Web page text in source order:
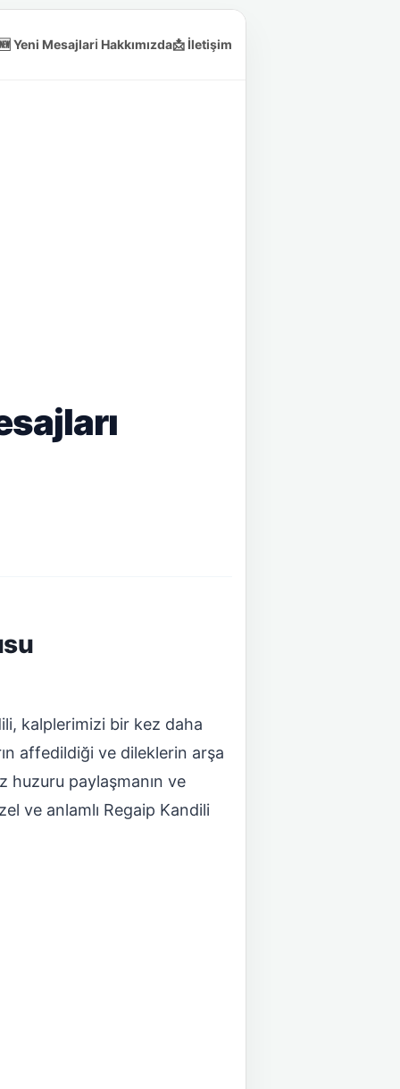
🆕 Yeni Mesajlarℹ️ Hakkımızda📩 İletişim
kalplerimizi bir kez daha
affedildiği ve dileklerin arşa
huzuru paylaşmanın ve
ve anlamlı Regaip Kandili